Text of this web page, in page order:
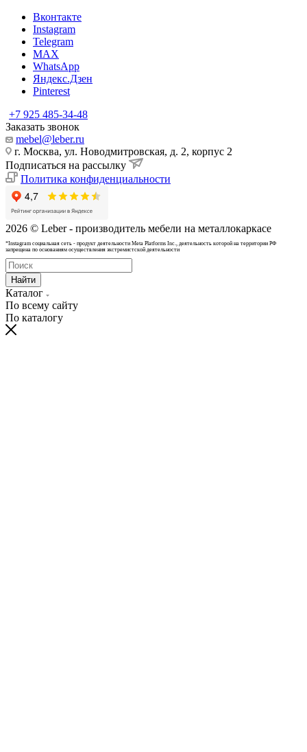
Вконтакте
Instagram
Telegram
MAX
WhatsApp
Яндекс.Дзен
Pinterest
+7 925 485-34-48
Заказать звонок
mebel@leber.ru
г. Москва, ул. Новодмитровская, д. 2, корпус 2
Подписаться на рассылку
Политика конфиденциальности
2026 © Leber - производитель мебели на металлокаркасе
*Instagram cоциальная сеть - продукт деятельности Meta Platforms Inc., деятельность которой на территории РФ
запрещена по основаниям осуществления экстремистской деятельности
Найти
Каталог
По всему сайту
По каталогу